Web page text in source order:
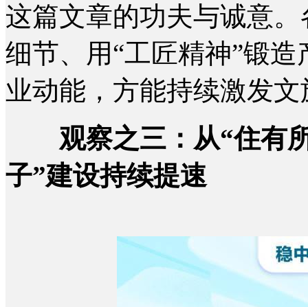
这篇文章的功夫与诚意
细节、用“工匠精神”锻
业动能，方能持续激发
观察之三：从“住有
子”建设持续提速